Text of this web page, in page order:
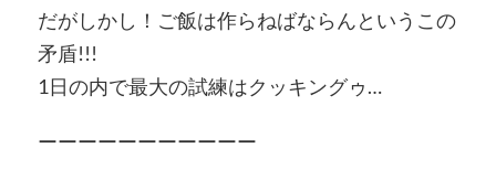
だがしかし！ご飯は作らねばならんというこの
矛盾!!!
1日の内で最大の試練はクッキングゥ…
ーーーーーーーーーーー